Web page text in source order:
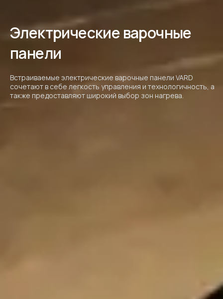
Электрические варочные
панели
Встраиваемые электрические варочные панели VARD
сочетают в себе легкость управления и технологичность, а
также предоставляют широкий выбор зон нагрева.